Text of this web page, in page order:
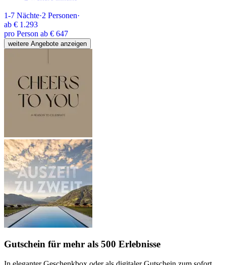
1-7 Nächte·2 Personen·
ab € 1.293
pro Person ab € 647
weitere Angebote anzeigen
Gutschein für mehr als 500 Erlebnisse